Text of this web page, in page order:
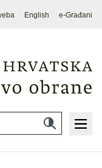
English e-Građani